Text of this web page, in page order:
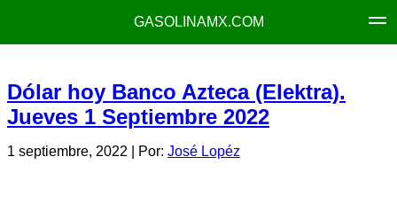
GASOLINAMX.COM
Dólar hoy Banco Azteca (Elektra).
Jueves 1 Septiembre 2022
1 septiembre, 2022 | Por: José Lopéz